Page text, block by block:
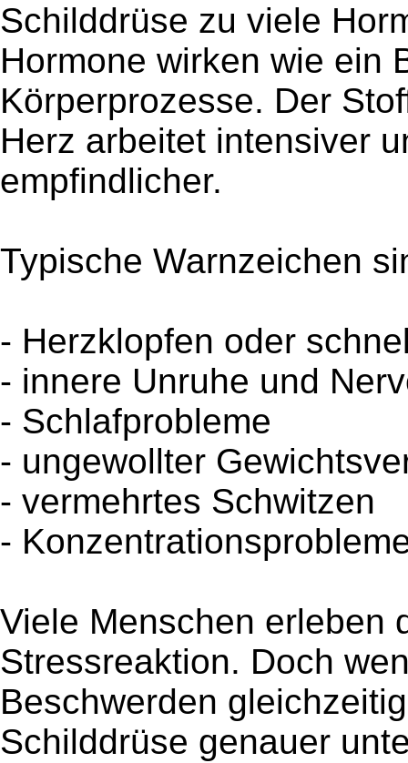
Schilddrüse zu viele
Hormone wirken wie ein
Körperprozesse. Der
Herz arbeitet intensiver
empfindlicher.
Typische Warnzeichen
- Herzklopfen oder
- innere Unruhe und
- Schlafprobleme
- ungewollter
- vermehrtes Schwitzen
-
Viele Menschen erleben
Stressreaktion. Doch
Beschwerden
Schilddrüse genauer